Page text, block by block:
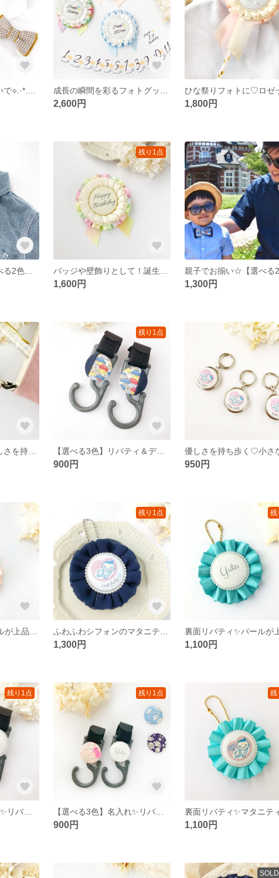
2,600円 1,800円
パパとお揃い☆【選べる2色】リバティ蝶ネクタイ子ども用
残り1点
1,600円 1,300円
【裏面リバティ】優しさを持ち歩く♡小さなマタニティマークキーホルダー
残り1点
【選べる3色】リバティ＆デニムのベビーカーフック
900円 950円
残り1点
1,300円
残
1,100円
残り1点
【選べる3色】名入れ✨リバティ＆デニムのベビーカーフック
残り1点
【選べる3色】名入れ✨リバティのベビーカーフック
900円
残
1,100円